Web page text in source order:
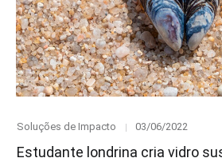
Category
Soluções de Impacto
Posted
03/06/2022
Estudante londrina cria vidro